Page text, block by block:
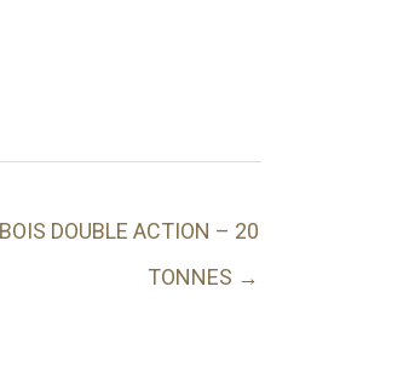
DOUBLE ACTION – 20
TONNES →